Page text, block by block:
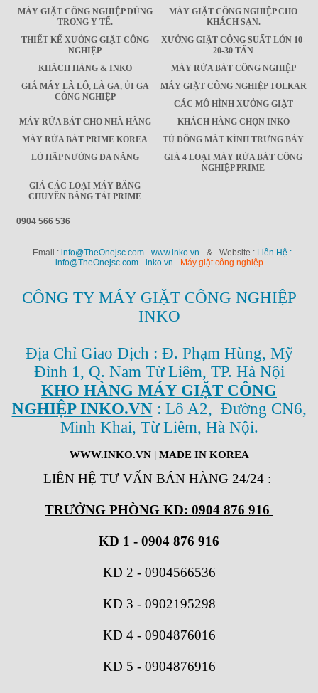
MÁY GIẶT CÔNG NGHIỆP DÙNG
TRONG Y TẾ.
MÁY GIẶT CÔNG NGHIỆP CHO
KHÁCH SẠN.
THIẾT KẾ XƯỞNG GIẶT CÔNG
NGHIỆP
XƯỞNG GIẶT CÔNG SUẤT LỚN 10-
20-30 TẤN
KHÁCH HÀNG & INKO
MÁY RỬA BÁT CÔNG NGHIỆP
GIÁ MÁY LÀ LÔ, LÀ GA, ỦI GA
CÔNG NGHIỆP
MÁY GIẶT CÔNG NGHIỆP TOLKAR
CÁC MÔ HÌNH XƯỞNG GIẶT
MÁY RỬA BÁT CHO NHÀ HÀNG
KHÁCH HÀNG CHỌN INKO
MÁY RỬA BÁT PRIME KOREA
TỦ ĐÔNG MÁT KÍNH TRƯNG BÀY
LÒ HẤP NƯỚNG ĐA NĂNG
GIÁ 4 LOẠI MÁY RỬA BÁT CÔNG
NGHIỆP PRIME
GIÁ CÁC LOẠI MÁY BĂNG
CHUYỀN BĂNG TẢI PRIME
0904 566 536
Email : info@TheOnejsc.com - www.inko.vn -&- Website : Liên Hệ :
info@TheOnejsc.com - inko.vn - Máy giặt công nghiệp -
CÔNG TY MÁY GIẶT CÔNG NGHIỆP
INKO
Địa Chỉ Giao Dịch : Đ. Phạm Hùng, Mỹ
Đình 1, Q. Nam Từ Liêm, TP. Hà Nội
KHO HÀNG MÁY GIẶT CÔNG
NGHIỆP INKO.VN: Lô A2, Đường CN6,
Minh Khai, Từ Liêm, Hà Nội.
WWW.INKO.VN| MADE IN KOREA
LIÊN HỆ TƯ VẤN BÁN HÀNG 24/24 :
TRƯỞNG PHÒNG KD: 0904 876 916
KD 1 - 0904 876 916
KD 2 - 0904566536
KD 3 - 0902195298
KD 4 - 0904876016
KD 5 - 0904876916